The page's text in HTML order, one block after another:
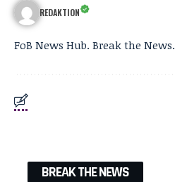
REDAKTION
FoB News Hub. Break the News.
BREAK THE NEWS